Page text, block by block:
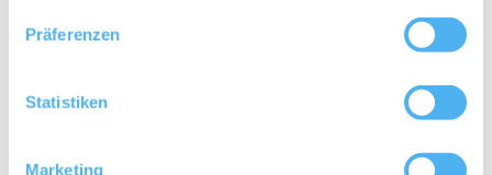
Präferenzen
Statistiken
Marketing
Über uns
Fachhandel